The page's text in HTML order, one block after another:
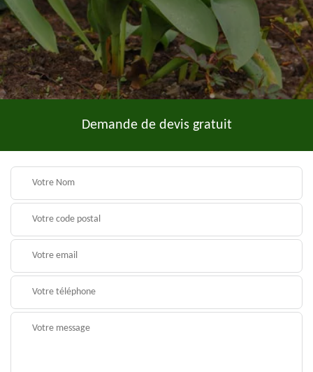
Demande de devis gratuit